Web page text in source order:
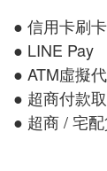
● 信用卡刷卡
● LINE Pay
● ATM虛擬
● 超商付款
● 超商 / 宅